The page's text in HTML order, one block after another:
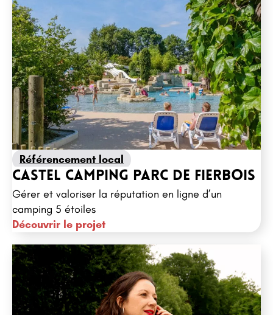
Référencement local
Référencement naturel
Castel Camping Parc de Fierbois
Gérer et valoriser la réputation en ligne d’un
camping 5 étoiles
Découvrir le projet